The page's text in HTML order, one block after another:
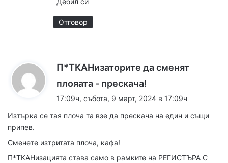
Отговор
П*ТКАНизаторите да сменят
плояата - прескача!
а
а
17:09ч, събота, 9 март, 2024 в 17:09ч
Изтърка се тая плоча та взе да прескача на един и същи
припев.
Сменете изтритата плоча, кафа!
П*ТКАНизацията става само в рамките на РЕГИСТЪРА С